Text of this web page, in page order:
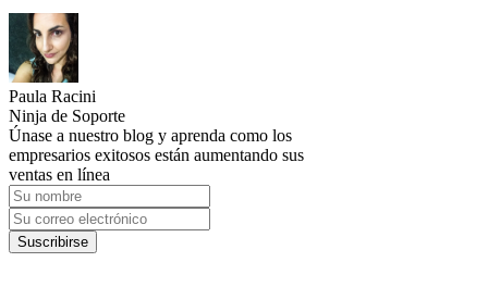
Paula Racini
Ninja de Soporte
Únase a nuestro blog y aprenda como los
empresarios exitosos están aumentando sus
ventas en línea
Suscribirse